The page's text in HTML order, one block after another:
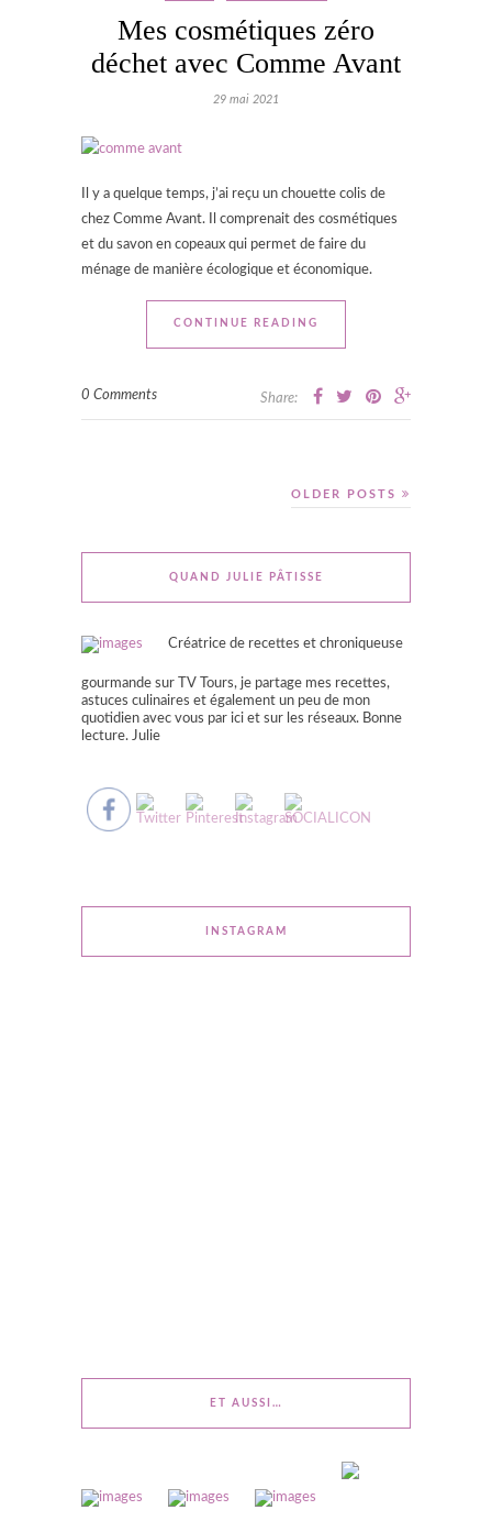
Mes cosmétiques zéro
déchet avec Comme Avant
29 mai 2021
Il y a quelque temps, j’ai reçu un chouette colis de
chez Comme Avant. Il comprenait des cosmétiques
et du savon en copeaux qui permet de faire du
ménage de manière écologique et économique.
CONTINUE READING
0 Comments Share:
OLDER POSTS
QUAND JULIE PÂTISSE
Créatrice de recettes et chroniqueuse
gourmande sur TV Tours, je partage mes recettes,
astuces culinaires et également un peu de mon
quotidien avec vous par ici et sur les réseaux. Bonne
lecture. Julie
INSTAGRAM
ET AUSSI…